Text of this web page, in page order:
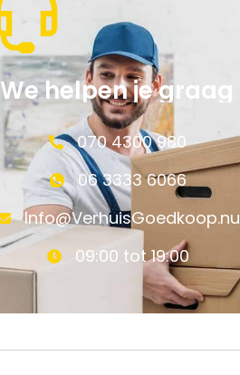
We helpen je graag
070 4300 980
06 3333 6066
Info@VerhuisGoedkoop.nu
09:00 tot 19:00